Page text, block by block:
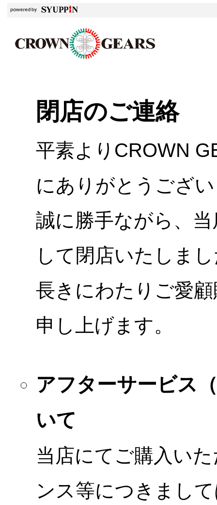
閉店のご連絡
平素よりCROWN
にありがとうござ
誠に勝手ながら、
して閉店いたしま
長きにわたりご愛
申し上げます。
アフターサービス
いて
当店にてご購入い
ンス等につきまし